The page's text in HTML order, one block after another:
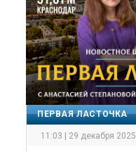
ПЕРВАЯ ЛАСТОЧКА
11:03 | 29 декабря 2025